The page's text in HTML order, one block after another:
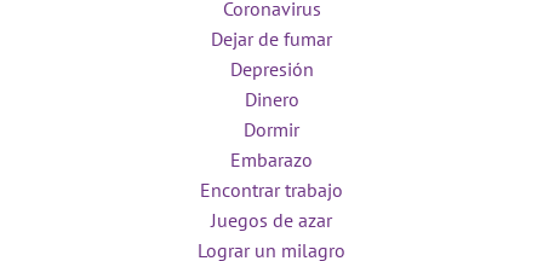
Coronavirus
Dejar de fumar
Depresión
Dinero
Dormir
Embarazo
Encontrar trabajo
Juegos de azar
Lograr un milagro